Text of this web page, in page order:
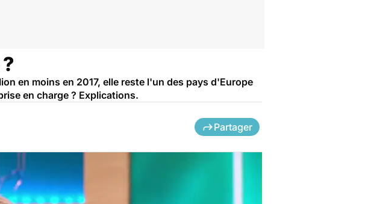
en moins en 2017, elle reste l'un des pays d'Europe
en charge ? Explications.
Partager